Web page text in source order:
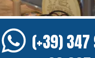
(+39) 347